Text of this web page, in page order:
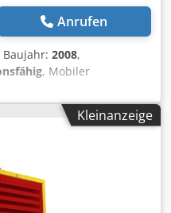
Anrufen
Baujahr: 2008,
, Mobiler
Maschine mit
Technische Daten:
12 bar; Baujahr:
95.500 PLN
in einwandfreiem
Sie Links zu Videos.
Kleinanzeige